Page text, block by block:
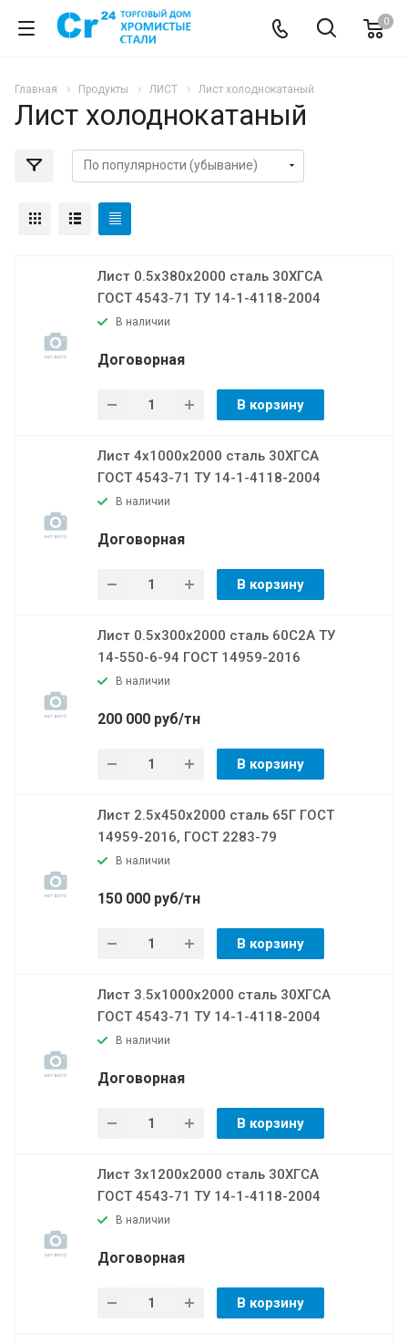
0
Главная Продукты ЛИСТ Лист холоднокатаный
Лист холоднокатаный
Лист 0.5х380х2000 сталь 30ХГСА
ГОСТ 4543-71 ТУ 14-1-4118-2004
В наличии
Договорная
В корзину
Лист 4х1000х2000 сталь 30ХГСА
ГОСТ 4543-71 ТУ 14-1-4118-2004
В наличии
Договорная
В корзину
Лист 0.5х300х2000 сталь 60С2А ТУ
14-550-6-94 ГОСТ 14959-2016
В наличии
200 000 руб/тн
В корзину
Лист 2.5х450х2000 сталь 65Г ГОСТ
14959-2016, ГОСТ 2283-79
В наличии
150 000 руб/тн
В корзину
Лист 3.5х1000х2000 сталь 30ХГСА
ГОСТ 4543-71 ТУ 14-1-4118-2004
В наличии
Договорная
В корзину
Лист 3х1200х2000 сталь 30ХГСА
ГОСТ 4543-71 ТУ 14-1-4118-2004
В наличии
Договорная
В корзину